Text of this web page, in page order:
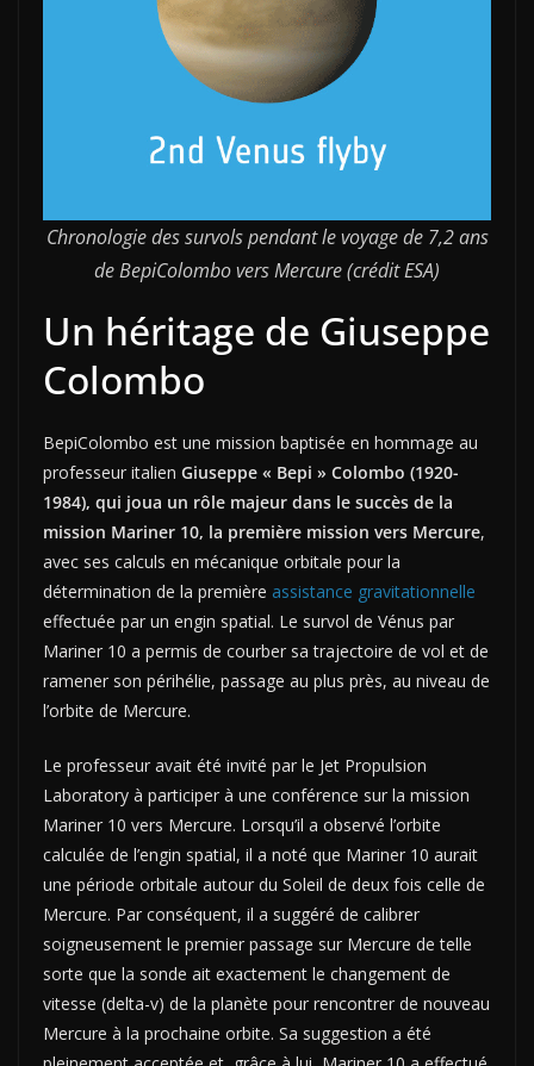
Chronologie des survols pendant le voyage de 7,2 ans
de BepiColombo vers Mercure (crédit ESA)
Un héritage de Giuseppe
Colombo
BepiColombo est une mission baptisée en hommage au
professeur italien Giuseppe « Bepi » Colombo (1920-
1984), qui joua un rôle majeur dans le succès de la
mission Mariner 10, la première mission vers Mercure,
avec ses calculs en mécanique orbitale pour la
détermination de la première assistance gravitationnelle
effectuée par un engin spatial. Le survol de Vénus par
Mariner 10 a permis de courber sa trajectoire de vol et de
ramener son périhélie, passage au plus près, au niveau de
l’orbite de Mercure.
Le professeur avait été invité par le Jet Propulsion
Laboratory à participer à une conférence sur la mission
Mariner 10 vers Mercure. Lorsqu’il a observé l’orbite
calculée de l’engin spatial, il a noté que Mariner 10 aurait
une période orbitale autour du Soleil de deux fois celle de
Mercure. Par conséquent, il a suggéré de calibrer
soigneusement le premier passage sur Mercure de telle
sorte que la sonde ait exactement le changement de
vitesse (delta-v) de la planète pour rencontrer de nouveau
Mercure à la prochaine orbite. Sa suggestion a été